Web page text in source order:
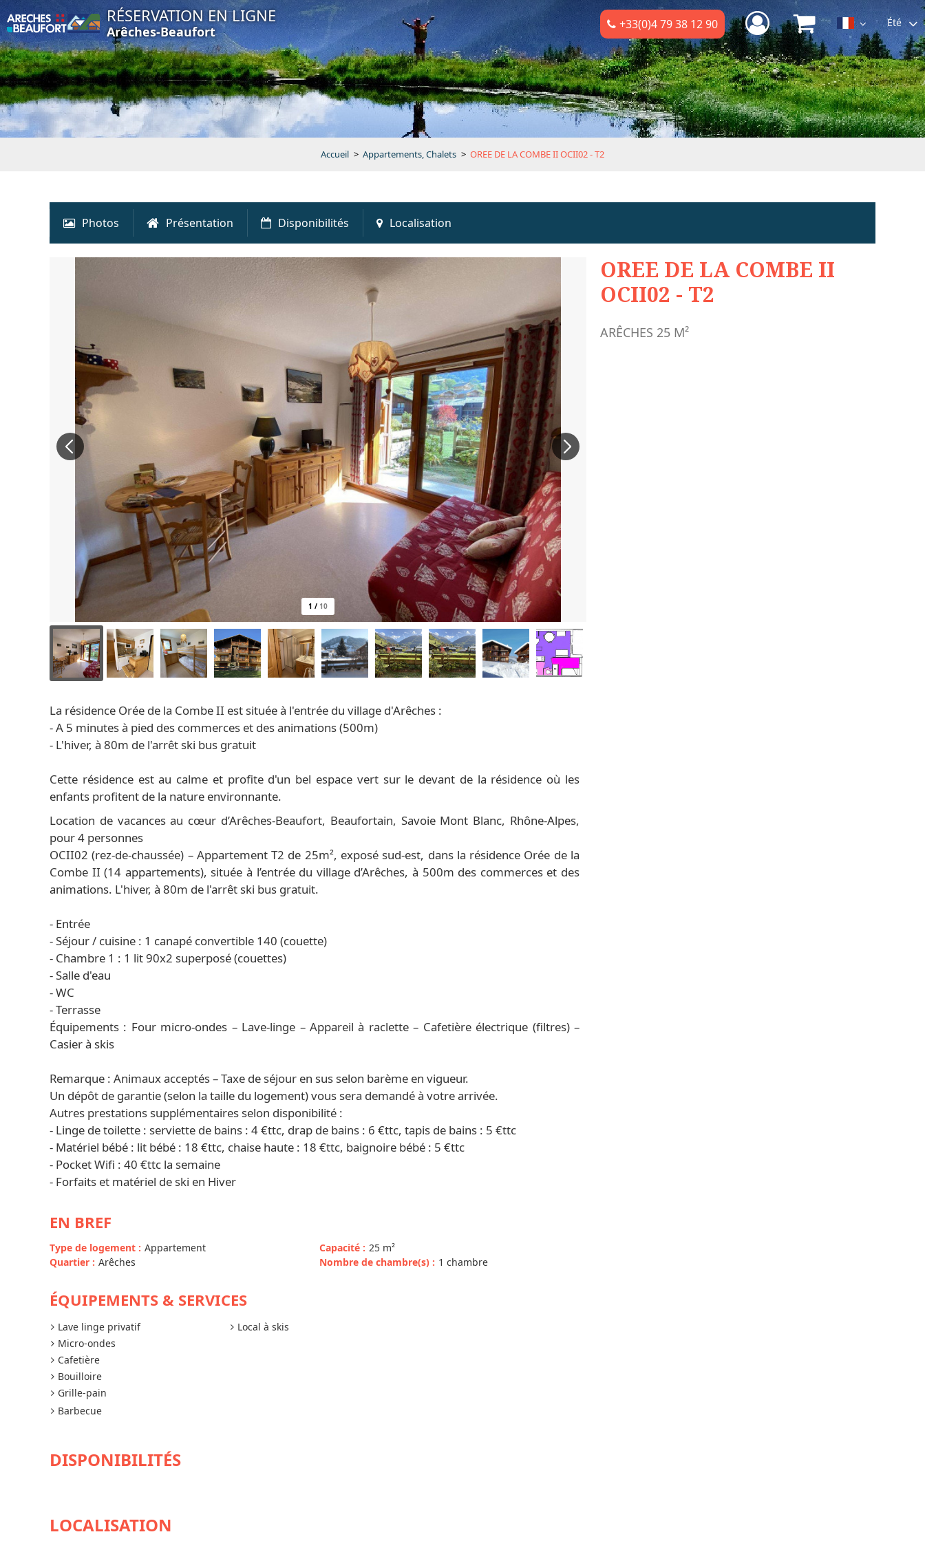
RÉSERVATION EN LIGNE
Arêches-Beaufort +33(0)4 79 38 12 90 Été
Accueil > Appartements, Chalets > OREE DE LA COMBE II OCII02 - T2
Photos Présentation Disponibilités Localisation
1 / 10
OREE DE LA COMBE II
OCII02 - T2
ARÊCHES 25 M²
La résidence Orée de la Combe II est située à l'entrée du village d'Arêches :
- A 5 minutes à pied des commerces et des animations (500m)
- L'hiver, à 80m de l'arrêt ski bus gratuit
Cette résidence est au calme et profite d'un bel espace vert sur le devant de la résidence où les
enfants profitent de la nature environnante.
Location de vacances au cœur d’Arêches-Beaufort, Beaufortain, Savoie Mont Blanc, Rhône-Alpes,
pour 4 personnes
OCII02 (rez-de-chaussée) – Appartement T2 de 25m², exposé sud-est, dans la résidence Orée de la
Combe II (14 appartements), située à l’entrée du village d’Arêches, à 500m des commerces et des
animations. L'hiver, à 80m de l'arrêt ski bus gratuit.
- Entrée
- Séjour / cuisine : 1 canapé convertible 140 (couette)
- Chambre 1 : 1 lit 90x2 superposé (couettes)
- Salle d'eau
- WC
- Terrasse
Équipements : Four micro-ondes – Lave-linge – Appareil à raclette – Cafetière électrique (filtres) –
Casier à skis
Remarque : Animaux acceptés – Taxe de séjour en sus selon barème en vigueur.
Un dépôt de garantie (selon la taille du logement) vous sera demandé à votre arrivée.
Autres prestations supplémentaires selon disponibilité :
- Linge de toilette : serviette de bains : 4 €ttc, drap de bains : 6 €ttc, tapis de bains : 5 €ttc
- Matériel bébé : lit bébé : 18 €ttc, chaise haute : 18 €ttc, baignoire bébé : 5 €ttc
- Pocket Wifi : 40 €ttc la semaine
- Forfaits et matériel de ski en Hiver
EN BREF
Type de logement : Appartement
Quartier : Arêches
Capacité : 25 m²
Nombre de chambre(s) : 1 chambre
ÉQUIPEMENTS & SERVICES
Lave linge privatif
Micro-ondes
Cafetière
Bouilloire
Grille-pain
Barbecue
Local à skis
DISPONIBILITÉS